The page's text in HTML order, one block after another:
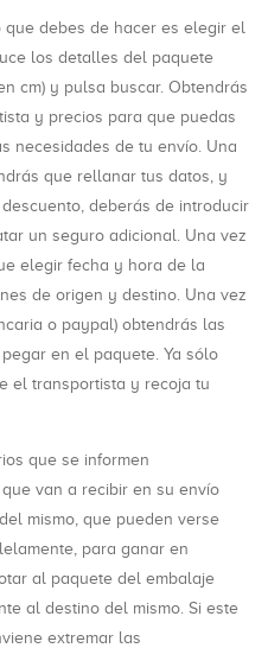
que debes de hacer es elegir el
los detalles del paquete
cm) y pulsa buscar. Obtendrás
y precios para que puedas
necesidades de tu envío. Una
que rellanar tus datos, y
deberás de introducir
un seguro adicional. Una vez
elegir fecha y hora de la
de origen y destino. Una vez
o paypal) obtendrás las
en el paquete. Ya sólo
el transportista y recoja tu
que se informen
van a recibir en su envío
mismo, que pueden verse
para ganar en
al paquete del embalaje
al destino del mismo. Si este
extremar las